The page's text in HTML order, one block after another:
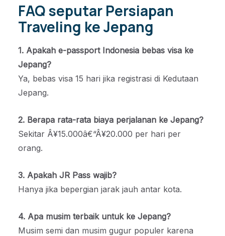
FAQ seputar Persiapan
Traveling ke Jepang
1. Apakah e-passport Indonesia bebas visa ke
Jepang?
Ya, bebas visa 15 hari jika registrasi di Kedutaan
Jepang.
2. Berapa rata-rata biaya perjalanan ke Jepang?
Sekitar Â¥15.000â€“Â¥20.000 per hari per
orang.
3. Apakah JR Pass wajib?
Hanya jika bepergian jarak jauh antar kota.
4. Apa musim terbaik untuk ke Jepang?
Musim semi dan musim gugur populer karena